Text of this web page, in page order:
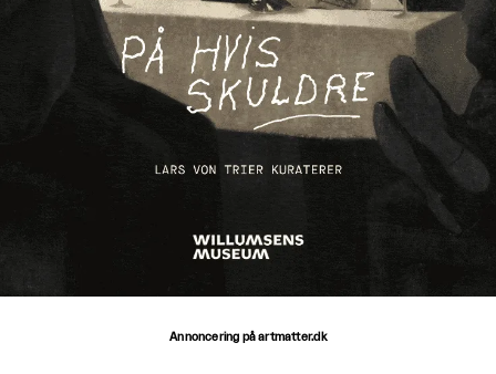
Annoncering på artmatter.dk